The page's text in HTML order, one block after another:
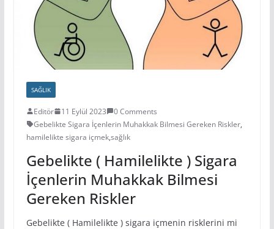
SAĞLIK
Editör 11 Eylül 2023
0 Comments
Gebelikte Sigara İçenlerin Muhakkak Bilmesi Gereken Riskler,
hamilelikte sigara içmek,sağlık
Gebelikte ( Hamilelikte ) Sigara
İçenlerin Muhakkak Bilmesi
Gereken Riskler
Gebelikte ( Hamilelikte ) sigara içmenin risklerini mi